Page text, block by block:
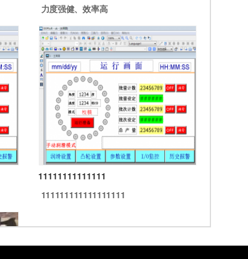
力度强健、效率高
11111111111111
111111111111111111